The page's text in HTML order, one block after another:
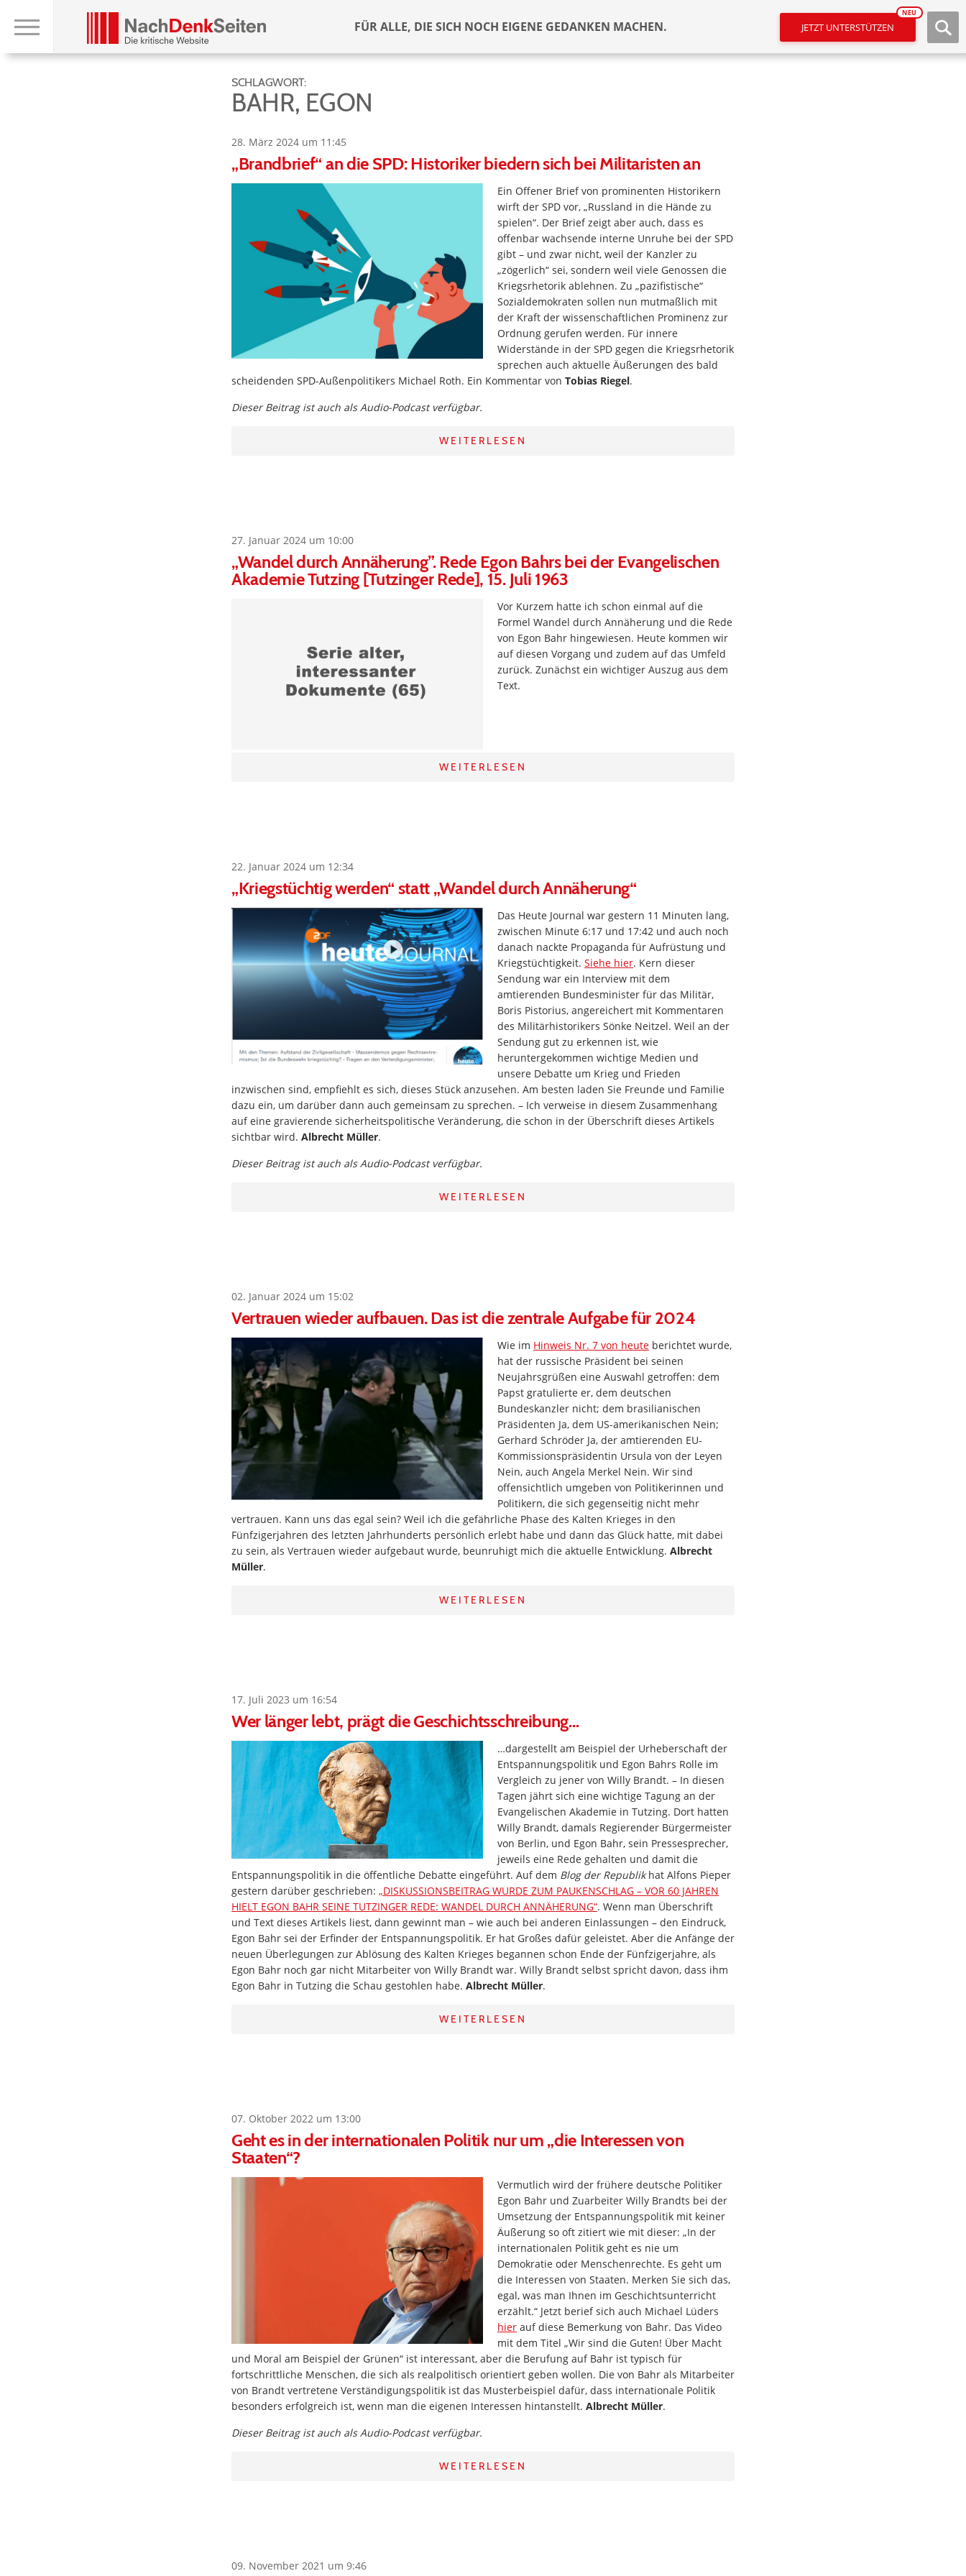
FÜR ALLE, DIE SICH NOCH EIGENE GEDANKEN MACHEN. JETZT UNTERSTÜTZEN
NEU
SCHLAGWORT:
BAHR, EGON
28. März 2024 um 11:45
„Brandbrief“ an die SPD: Historiker biedern sich bei Militaristen an
Ein Offener Brief von prominenten Historikern
wirft der SPD vor, „Russland in die Hände zu
spielen“. Der Brief zeigt aber auch, dass es
offenbar wachsende interne Unruhe bei der SPD
gibt – und zwar nicht, weil der Kanzler zu
„zögerlich“ sei, sondern weil viele Genossen die
Kriegsrhetorik ablehnen. Zu „pazifistische“
Sozialdemokraten sollen nun mutmaßlich mit
der Kraft der wissenschaftlichen Prominenz zur
Ordnung gerufen werden. Für innere
Widerstände in der SPD gegen die Kriegsrhetorik
sprechen auch aktuelle Äußerungen des bald
scheidenden SPD-Außenpolitikers Michael Roth. Ein Kommentar von Tobias Riegel.
Dieser Beitrag ist auch als Audio-Podcast verfügbar.
WEITERLESEN
27. Januar 2024 um 10:00
„Wandel durch Annäherung”. Rede Egon Bahrs bei der Evangelischen
Akademie Tutzing [Tutzinger Rede], 15. Juli 1963
Vor Kurzem hatte ich schon einmal auf die
Formel Wandel durch Annäherung und die Rede
von Egon Bahr hingewiesen. Heute kommen wir
auf diesen Vorgang und zudem auf das Umfeld
zurück. Zunächst ein wichtiger Auszug aus dem
Text.
WEITERLESEN
22. Januar 2024 um 12:34
„Kriegstüchtig werden“ statt „Wandel durch Annäherung“
Das Heute Journal war gestern 11 Minuten lang,
zwischen Minute 6:17 und 17:42 und auch noch
danach nackte Propaganda für Aufrüstung und
Kriegstüchtigkeit. Siehe hier. Kern dieser
Sendung war ein Interview mit dem
amtierenden Bundesminister für das Militär,
Boris Pistorius, angereichert mit Kommentaren
des Militärhistorikers Sönke Neitzel. Weil an der
Sendung gut zu erkennen ist, wie
heruntergekommen wichtige Medien und
unsere Debatte um Krieg und Frieden
inzwischen sind, empfiehlt es sich, dieses Stück anzusehen. Am besten laden Sie Freunde und Familie
dazu ein, um darüber dann auch gemeinsam zu sprechen. – Ich verweise in diesem Zusammenhang
auf eine gravierende sicherheitspolitische Veränderung, die schon in der Überschrift dieses Artikels
sichtbar wird. Albrecht Müller.
Dieser Beitrag ist auch als Audio-Podcast verfügbar.
WEITERLESEN
02. Januar 2024 um 15:02
Vertrauen wieder aufbauen. Das ist die zentrale Aufgabe für 2024
Wie im Hinweis Nr. 7 von heute berichtet wurde,
hat der russische Präsident bei seinen
Neujahrsgrüßen eine Auswahl getroffen: dem
Papst gratulierte er, dem deutschen
Bundeskanzler nicht; dem brasilianischen
Präsidenten Ja, dem US-amerikanischen Nein;
Gerhard Schröder Ja, der amtierenden EU-
Kommissionspräsidentin Ursula von der Leyen
Nein, auch Angela Merkel Nein. Wir sind
offensichtlich umgeben von Politikerinnen und
Politikern, die sich gegenseitig nicht mehr
vertrauen. Kann uns das egal sein? Weil ich die gefährliche Phase des Kalten Krieges in den
Fünfzigerjahren des letzten Jahrhunderts persönlich erlebt habe und dann das Glück hatte, mit dabei
zu sein, als Vertrauen wieder aufgebaut wurde, beunruhigt mich die aktuelle Entwicklung. Albrecht
Müller.
WEITERLESEN
17. Juli 2023 um 16:54
Wer länger lebt, prägt die Geschichtsschreibung…
…dargestellt am Beispiel der Urheberschaft der
Entspannungspolitik und Egon Bahrs Rolle im
Vergleich zu jener von Willy Brandt. – In diesen
Tagen jährt sich eine wichtige Tagung an der
Evangelischen Akademie in Tutzing. Dort hatten
Willy Brandt, damals Regierender Bürgermeister
von Berlin, und Egon Bahr, sein Pressesprecher,
jeweils eine Rede gehalten und damit die
Entspannungspolitik in die öffentliche Debatte eingeführt. Auf dem Blog der Republikhat Alfons Pieper
gestern darüber geschrieben: „DISKUSSIONSBEITRAG WURDE ZUM PAUKENSCHLAG – VOR 60 JAHREN
HIELT EGON BAHR SEINE TUTZINGER REDE: WANDEL DURCH ANNÄHERUNG“. Wenn man Überschrift
und Text dieses Artikels liest, dann gewinnt man – wie auch bei anderen Einlassungen – den Eindruck,
Egon Bahr sei der Erfinder der Entspannungspolitik. Er hat Großes dafür geleistet. Aber die Anfänge der
neuen Überlegungen zur Ablösung des Kalten Krieges begannen schon Ende der Fünfzigerjahre, als
Egon Bahr noch gar nicht Mitarbeiter von Willy Brandt war. Willy Brandt selbst spricht davon, dass ihm
Egon Bahr in Tutzing die Schau gestohlen habe. Albrecht Müller.
WEITERLESEN
07. Oktober 2022 um 13:00
Geht es in der internationalen Politik nur um „die Interessen von
Staaten“?
Vermutlich wird der frühere deutsche Politiker
Egon Bahr und Zuarbeiter Willy Brandts bei der
Umsetzung der Entspannungspolitik mit keiner
Äußerung so oft zitiert wie mit dieser: „In der
internationalen Politik geht es nie um
Demokratie oder Menschenrechte. Es geht um
die Interessen von Staaten. Merken Sie sich das,
egal, was man Ihnen im Geschichtsunterricht
erzählt.“ Jetzt berief sich auch Michael Lüders
hier auf diese Bemerkung von Bahr. Das Video
mit dem Titel „Wir sind die Guten! Über Macht
und Moral am Beispiel der Grünen“ ist interessant, aber die Berufung auf Bahr ist typisch für
fortschrittliche Menschen, die sich als realpolitisch orientiert geben wollen. Die von Bahr als Mitarbeiter
von Brandt vertretene Verständigungspolitik ist das Musterbeispiel dafür, dass internationale Politik
besonders erfolgreich ist, wenn man die eigenen Interessen hintanstellt. Albrecht Müller.
Dieser Beitrag ist auch als Audio-Podcast verfügbar.
WEITERLESEN
09. November 2021 um 9:46